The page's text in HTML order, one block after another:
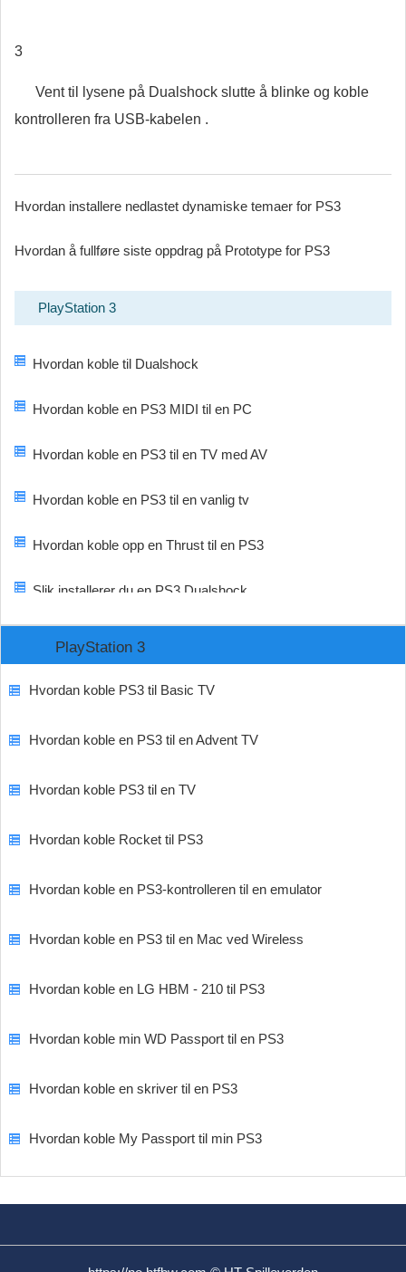
3
Vent til lysene på Dualshock slutte å blinke og koble
kontrolleren fra USB-kabelen .
Hvordan installere nedlastet dynamiske temaer for PS3
Hvordan å fullføre siste oppdrag på Prototype for PS3
PlayStation 3
Hvordan koble til Dualshock
Hvordan koble en PS3 MIDI til en PC
Hvordan koble en PS3 til en TV med AV
Hvordan koble en PS3 til en vanlig tv
Hvordan koble opp en Thrust til en PS3
Slik installerer du en PS3 Dualshock
PlayStation 3
Hvordan koble PS3 til Basic TV
Hvordan koble en PS3 til en Advent TV
Hvordan koble PS3 til en TV
Hvordan koble Rocket til PS3
Hvordan koble en PS3-kontrolleren til en emulator
Hvordan koble en PS3 til en Mac ved Wireless
Hvordan koble en LG HBM - 210 til PS3
Hvordan koble min WD Passport til en PS3
Hvordan koble en skriver til en PS3
Hvordan koble My Passport til min PS3